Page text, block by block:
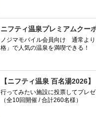
ニフティ温泉プレミアムクー
ノジマモバイル会員向け 通常よ
格」で人気の温泉を満喫できる！
【ニフティ温泉 百名湯2026】
行ってみたい施設に投票してプレゼ
（全10回開催 / 合計260名様）